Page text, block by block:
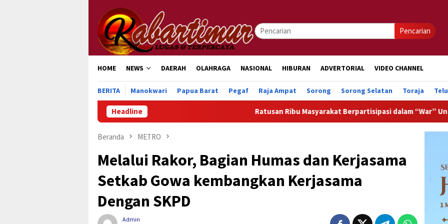
konten
Pencarian
HOME NEWS DAERAH OLAHRAGA NASIONAL HIBURAN ADVERTORIAL VIDEO CHANNEL
BERITA Manokwari Papua Barat Pegaf Raja Ampat Sorong Sorong Selatan Toraja
Headline Ratusan Ribu Masyarakat Berpartisipasi dalam “War” Undangan
Beranda METRO
Melalui Rakor, Bagian Humas dan Kerjasama
Setkab Gowa kembangkan Kerjasama
Dengan SKPD
Admin